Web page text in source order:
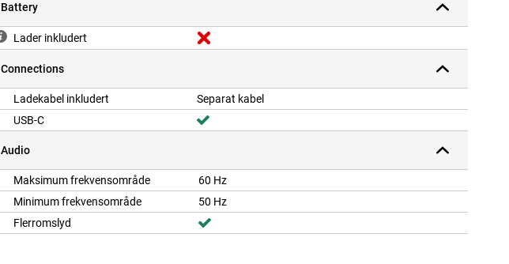
Battery
Lader inkludert
Connections
Ladekabel inkludert
Separat kabel
USB-C
Audio
Maksimum frekvensområde
60 Hz
Minimum frekvensområde
50 Hz
Flerromslyd